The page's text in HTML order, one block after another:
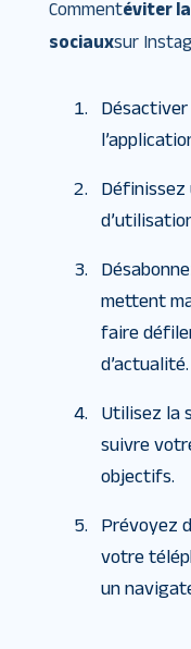
Commentéviter
sociauxsur
Définissez
mettent
faire
d’actualité.
Utilisez la
suivre
objectifs.
Prévoyez
votre
un